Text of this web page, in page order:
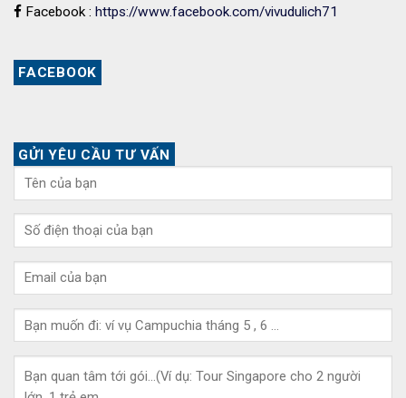
Facebook : https://www.facebook.com/vivudulich71
FACEBOOK
GỬI YÊU CẦU TƯ VẤN